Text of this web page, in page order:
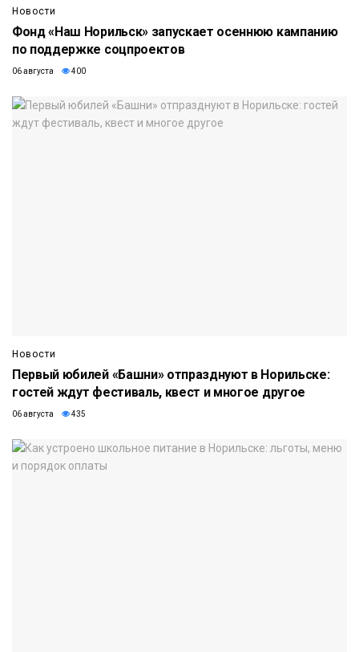
Новости
Фонд «Наш Норильск» запускает осеннюю кампанию
по поддержке соцпроектов
06 августа 400
Новости
Первый юбилей «Башни» отпразднуют в Норильске:
гостей ждут фестиваль, квест и многое другое
06 августа 435